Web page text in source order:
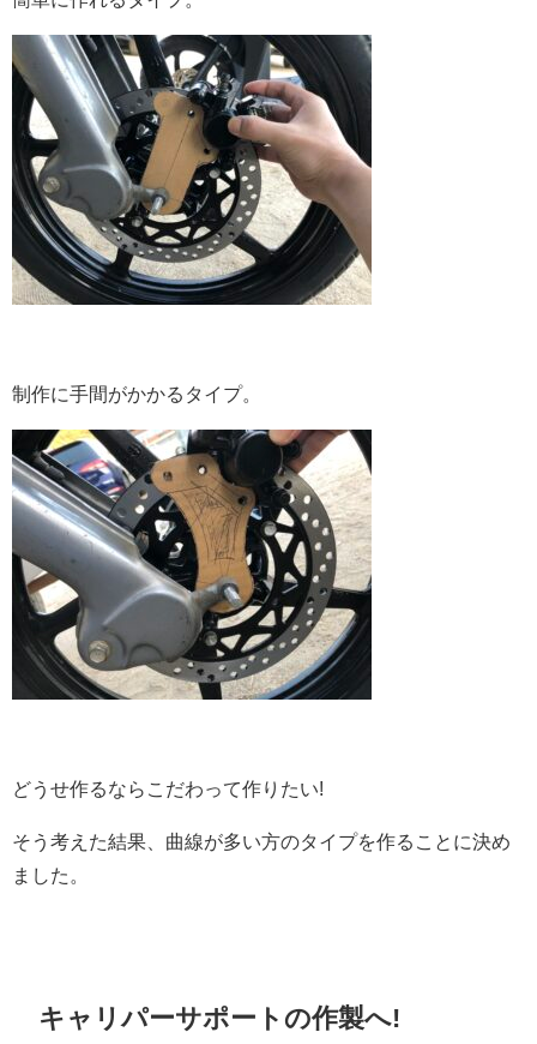
制作に手間がかかるタイプ。
どうせ作るならこだわって作りたい!
そう考えた結果、曲線が多い方のタイプを作ることに決め
ました。
キャリパーサポートの作製へ!